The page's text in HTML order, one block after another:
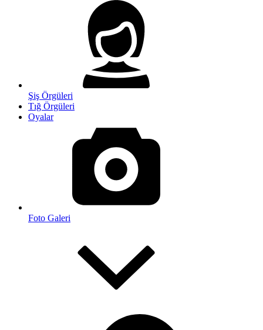
Şiş Örgüleri
Tığ Örgüleri
Oyalar
Foto Galeri